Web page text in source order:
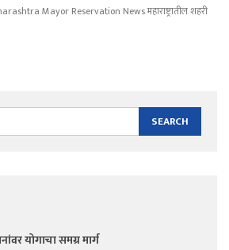
Mayor Reservation News महाराष्ट्रातील शहरी
योगाचा समग्र मार्ग